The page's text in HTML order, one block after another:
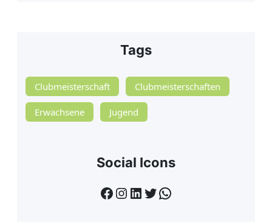
Tags
Clubmeisterschaft Clubmeisterschaften
Erwachsene Jugend
Social Icons
Facebook InstagramLinkedIn Twitter WhatsApp